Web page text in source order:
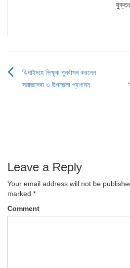
Post
ঝিনাইদহে ভিক্ষুক পুনর্বাসন করলেন
সমাজসেবা ও উপজেলা প্রশাসন
Leave a Reply
Your email address will not be
marked *
Comment